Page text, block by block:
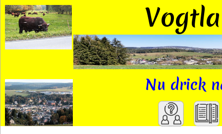
Nu drick